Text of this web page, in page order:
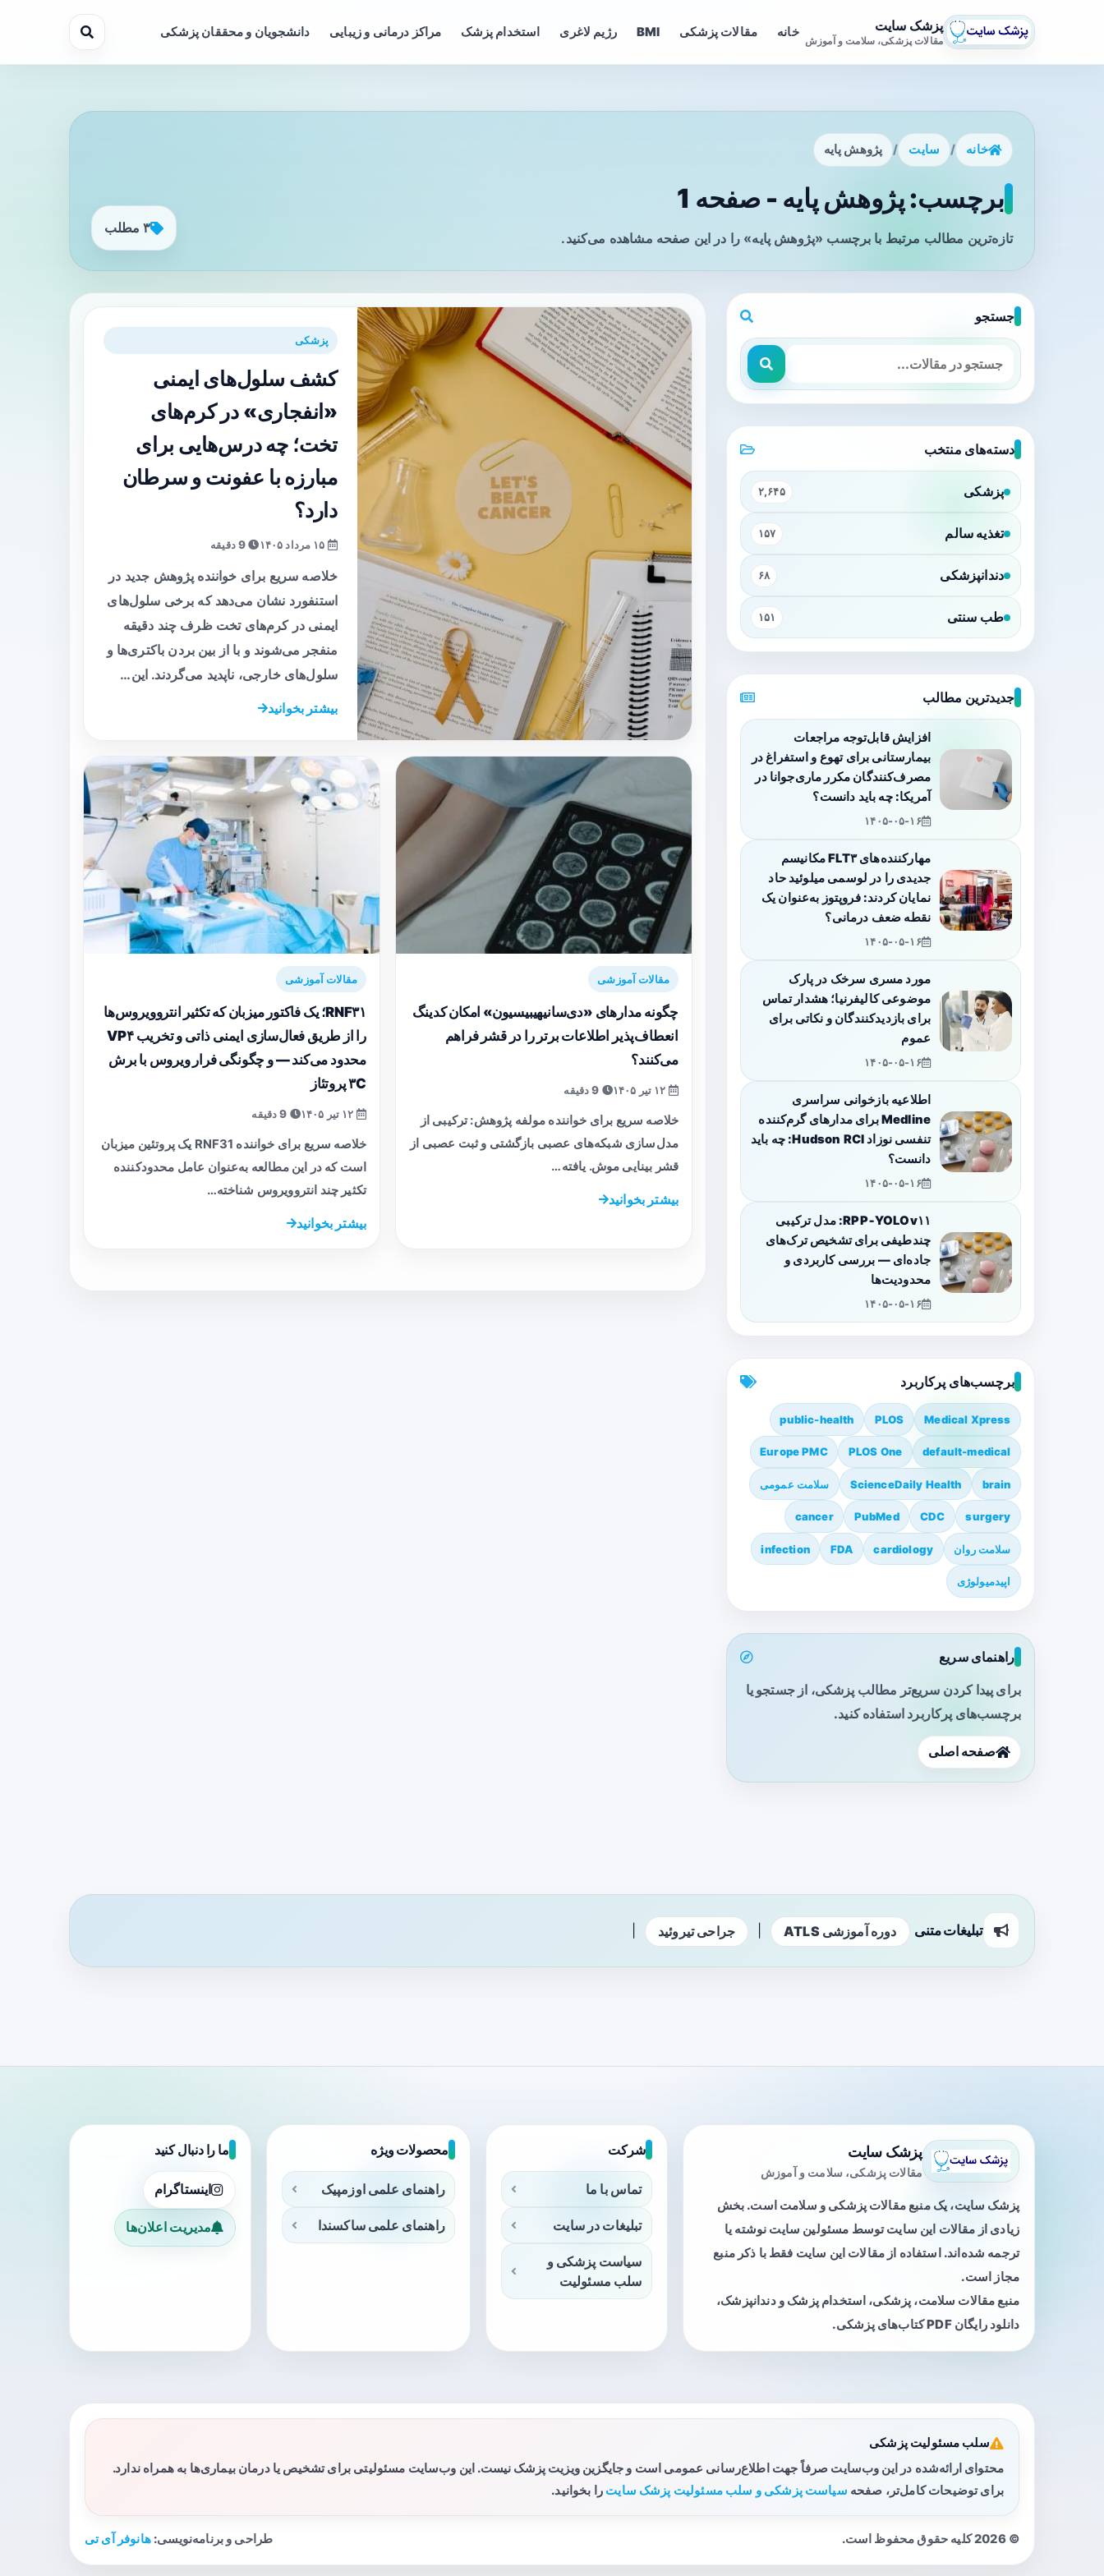
پزشک سایت
مقالات پزشکی، سلامت و آموزش
خانه مقالات پزشکی BMI رژیم لاغری استخدام پزشک مراکز درمانی و زیبایی دانشجویان و محققان پزشکی
خانه / سایت / پژوهش پایه
برچسب: پژوهش پایه - صفحه 1
تازه‌ترین مطالب مرتبط با برچسب «پژوهش پایه» را در این صفحه مشاهده می‌کنید.
۳ مطلب
پزشکی
کشف سلول‌های ایمنی
«انفجاری» در کرم‌های
تخت؛ چه درس‌هایی برای
مبارزه با عفونت و سرطان
دارد؟
9 دقیقه
خلاصه سریع برای خواننده پژوهش جدید در
استنفورد نشان می‌دهد که برخی سلول‌های
ایمنی در کرم‌های تخت ظرف چند دقیقه
منفجر می‌شوند و با از بین بردن باکتری‌ها و
سلول‌های خارجی، ناپدید می‌گردند. این…
بیشتر بخوانید
مقالات آموزشی
چگونه مدارهای «دی‌سانیهیبیسیون» امکان کدینگ
انعطاف‌پذیر اطلاعات برتر را در قشر فراهم
می‌کنند؟
خلاصه سریع برای خواننده مولفه پژوهش: ترکیبی از
مدل‌سازی شبکه‌های عصبی بازگشتی و ثبت عصبی از
قشر بینایی موش. یافته…
بیشتر بخوانید
مقالات آموزشی
RNF۳۱؛ یک فاکتور میزبان که تکثیر انتروویروس‌ها
را از طریق فعال‌سازی ایمنی ذاتی و تخریب VP۴
محدود می‌کند — و چگونگی فرار ویروس با برش
۳C پروتئاز
خلاصه سریع برای خواننده RNF31 یک پروتئین میزبان
است که در این مطالعه به‌عنوان عامل محدودکننده
تکثیر چند انتروویروس شناخته…
بیشتر بخوانید
جستجو
دسته‌های منتخب
پزشکی ۲,۶۴۵
تغذیه سالم ۱۵۷
دندانپزشکی ۶۸
طب سنتی ۱۵۱
جدیدترین مطالب
افزایش قابل‌توجه مراجعات
بیمارستانی برای تهوع و استفراغ در
مصرف‌کنندگان مکرر ماری‌جوانا در
آمریکا: چه باید دانست؟
۱۴۰۵-۰۵-۱۶
مهارکننده‌های FLT۳ مکانیسم
جدیدی را در لوسمی میلوئید حاد
نمایان کردند: فروپتوز به‌عنوان یک
نقطه ضعف درمانی؟
۱۴۰۵-۰۵-۱۶
مورد مسری سرخک در پارک
موضوعی کالیفرنیا؛ هشدار تماس
برای بازدیدکنندگان و نکاتی برای
عموم
۱۴۰۵-۰۵-۱۶
اطلاعیه بازخوانی سراسری
Medline برای مدارهای گرم‌کننده
تنفسی نوزاد Hudson RCI: چه باید
دانست؟
۱۴۰۵-۰۵-۱۶
RPP‑YOLOv۱۱: مدل ترکیبی
چندطیفی برای تشخیص ترک‌های
جاده‌ای — بررسی کاربردی و
محدودیت‌ها
۱۴۰۵-۰۵-۱۶
برچسب‌های پرکاربرد
Medical Xpress
PLOS
public-health
default-medical
PLOS One
Europe PMC
brain
ScienceDaily Health سلامت عمومی
surgery
CDC
PubMed
cancer
سلامت روان cardiology
FDA
infection
اپیدمیولوژی
راهنمای سریع
برای پیدا کردن سریع‌تر مطالب پزشکی، از جستجو یا
برچسب‌های پرکاربرد استفاده کنید.
صفحه اصلی
تبلیغات متنی دوره آموزشی ATLS جراحی تیروئید
پزشک سایت
مقالات پزشکی، سلامت و آموزش
پزشک سایت، یک منبع مقالات پزشکی و سلامت است. بخش
زیادی از مقالات این سایت توسط مسئولین سایت نوشته یا
ترجمه شده‌اند. استفاده از مقالات این سایت فقط با ذکر منبع
مجاز است.
منبع مقالات سلامت، پزشکی، استخدام پزشک و دندانپزشک،
دانلود رایگان PDF کتاب‌های پزشکی.
شرکت
تماس با ما
تبلیغات در سایت
سیاست پزشکی و
سلب مسئولیت
محصولات ویژه
راهنمای علمی اوزمپیک
راهنمای علمی ساکسندا
ما را دنبال کنید
اینستاگرام
مدیریت اعلان‌ها
سلب مسئولیت پزشکی
محتوای ارائه‌شده در این وب‌سایت صرفاً جهت اطلاع‌رسانی عمومی است و جایگزین ویزیت پزشک نیست. این وب‌سایت مسئولیتی برای تشخیص یا درمان بیماری‌ها به همراه ندارد.
برای توضیحات کامل‌تر، صفحه سیاست پزشکی و سلب مسئولیت پزشک سایت را بخوانید.
© 2026 کلیه حقوق محفوظ است. طراحی و برنامه‌نویسی:هانوفر آی تی